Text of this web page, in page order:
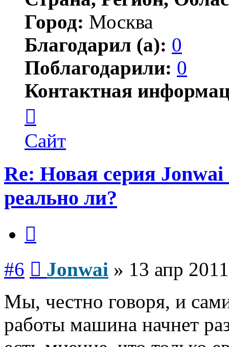
Город: Москва
Благодарил (а): 0
Поблагодарили: 0
Контактная
пользователя
Jonwai
Сайт
Re: Новая серия
реально ли?
#6 Jonwai » 13 апр
Мы, честно говоря, и
работы машина начнет